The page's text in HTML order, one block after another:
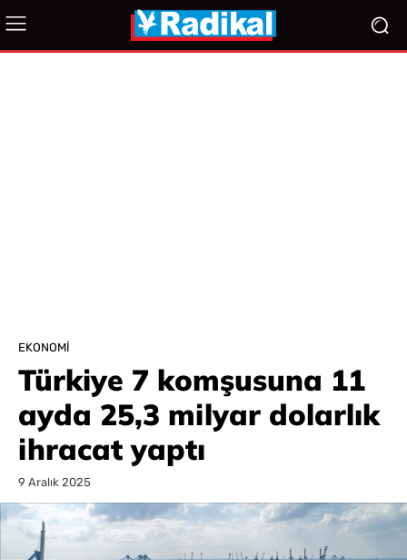
EKONOMI
Türkiye 7 komşusuna 11
ayda 25,3 milyar dolarlık
ihracat yaptı
9 Aralık 2025